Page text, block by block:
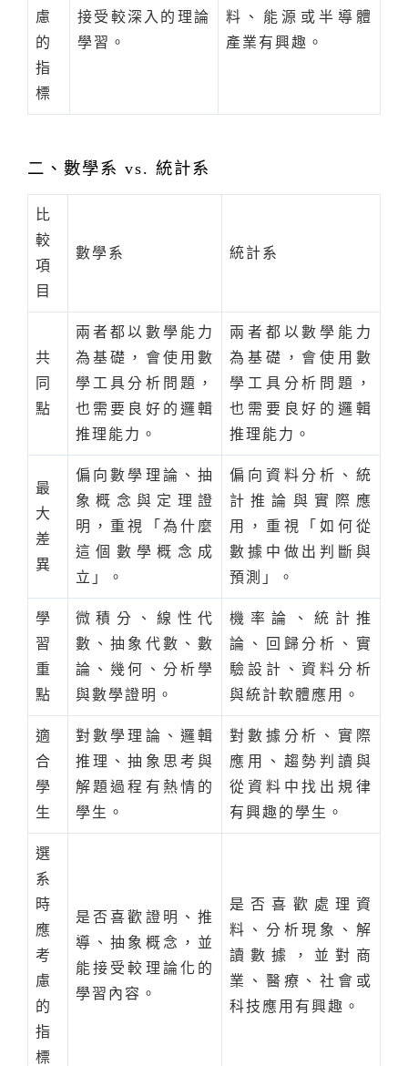
慮
的
指
標
接受較深入的理論
學習。
料、能源或半導體
產業有興趣。
二、數學系 vs. 統計系
比
較
項
目
數學系 統計系
共
同
點
兩者都以數學能力
為基礎，會使用數
學工具分析問題，
也需要良好的邏輯
推理能力。
兩者都以數學能力
為基礎，會使用數
學工具分析問題，
也需要良好的邏輯
推理能力。
最
大
差
異
偏向數學理論、抽
象概念與定理證
明，重視「為什麼
這個數學概念成
立」。
偏向資料分析、統
計推論與實際應
用，重視「如何從
數據中做出判斷與
預測」。
學
習
重
點
微積分、線性代
數、抽象代數、數
論、幾何、分析學
與數學證明。
機率論、統計推
論、回歸分析、實
驗設計、資料分析
與統計軟體應用。
適
合
學
生
對數學理論、邏輯
推理、抽象思考與
解題過程有熱情的
學生。
對數據分析、實際
應用、趨勢判讀與
從資料中找出規律
有興趣的學生。
選
系
時
應
考
慮
的
指
標
是否喜歡證明、推
導、抽象概念，並
能接受較理論化的
學習內容。
是否喜歡處理資
料、分析現象、解
讀數據，並對商
業、醫療、社會或
科技應用有興趣。